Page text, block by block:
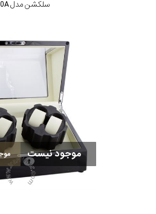
سلکشن مدل Y0200A
موجود نیست